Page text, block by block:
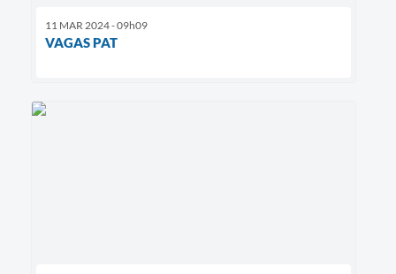
11 MAR 2024 - 09h09
VAGAS PAT